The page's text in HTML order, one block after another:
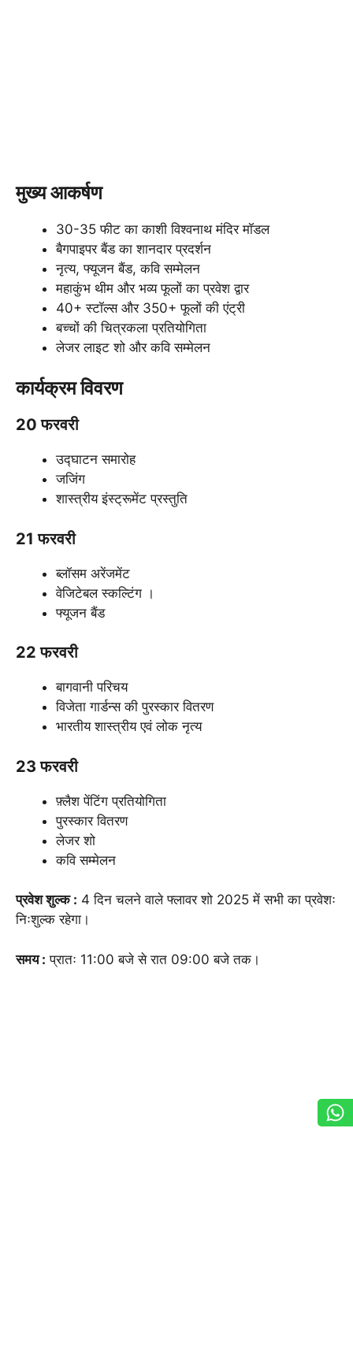
मुख्य आकर्षण
30-35 फीट का काशी विश्वनाथ मंदिर मॉडल
बैगपाइपर बैंड का शानदार प्रदर्शन
नृत्य, फ्यूजन बैंड, कवि सम्मेलन
महाकुंभ थीम और भव्य फूलों का प्रवेश द्वार
40+ स्टॉल्स और 350+ फूलों की एंट्री
बच्चों की चित्रकला प्रतियोगिता
लेजर लाइट शो और कवि सम्मेलन
कार्यक्रम विवरण
20 फरवरी
उद्घाटन समारोह
जजिंग
शास्त्रीय इंस्ट्रूमेंट प्रस्तुति
21 फरवरी
ब्लॉसम अरेंजमेंट
वेजिटेबल स्कल्टिंग ।
फ्यूजन बैंड
22 फरवरी
बागवानी परिचय
विजेता गार्डन्स की पुरस्कार वितरण
भारतीय शास्त्रीय एवं लोक नृत्य
23 फरवरी
फ़्लैश पेंटिंग प्रतियोगिता
पुरस्कार वितरण
लेजर शो
कवि सम्मेलन
प्रवेश शुल्क : 4 दिन चलने वाले फ्लावर शो 2025 में सभी का प्रवेशः
निःशुल्क रहेगा।
समय : प्रातः 11:00 बजे से रात 09:00 बजे तक।